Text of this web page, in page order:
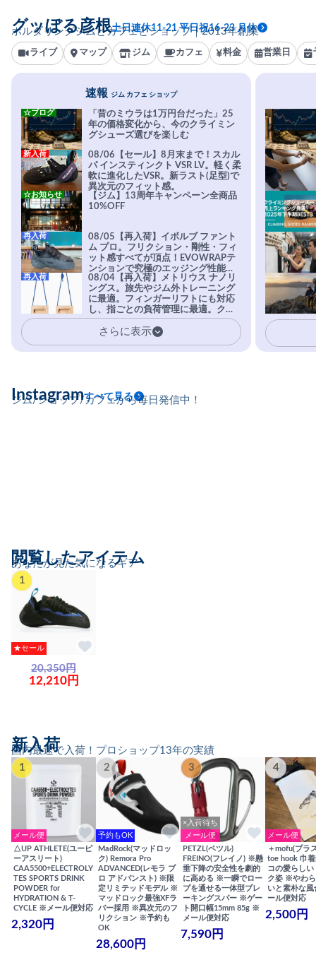
ボルダリングジムとカフェとショップ｜2013年創業
グッぼる彦根土日連休11-21 平日祝16-23 月休
ライブ マップ ジム カフェ 料金 営業日
速報 ジム カフェ ショップ
「昔のミウラは1万円台だった」25
年の価格変化から、今のクライミン
グシューズ選びを楽しむ
☆ブログ
08/06【セール】8月末まで！スカル
パ インスティンクト VSR LV。軽く柔
軟に進化したVSR。新ラスト(足型)で
異次元のフィット感。
新入荷
【ジム】13周年キャンペーン全商品
10%OFF
☆お知らせ
08/05【再入荷】イボルブ ファント
ム プロ。フリクション・剛性・フィ
ット感すべてが頂点！EVOWRAPテ
ンションで究極のエッジング性能を
実現。進化系ラバーEvo-74はTRAX
を凌駕する粘着力で極小ホールドに
安心感。
再入荷
08/04【再入荷】メトリウス ナノリ
ングス。旅先やジム外トレーニング
に最適。フィンガーリフトにも対応
し、指ごとの負荷管理に最適。クラ
イマーの指を本気で鍛えるギア。
再入荷
さらに表示
ジム/ショップ/カフェから毎日発信中！
Instagramすべて見る
あなたが見た気になるギア
閲覧したアイテム
1
★セール
20,350円
12,210円
国内最速で入荷！プロショップ13年の実績
新入荷
1
メール便
△UP ATHLETE(ユーピ
ーアスリート)
CAA5500+ELECTROLY
TES SPORTS DRINK
POWDER for
HYDRATION & T-
CYCLE ※メール便対応
2,320円
2
予約もOK
MadRock(マッドロッ
ク) Remora Pro
ADVANCED(レモラ プ
ロ アドバンスト) ※限
定リミテッドモデル ※
マッドロック最強XFラ
バー採用 ※異次元のフ
リクション ※予約も
OK
28,600円
3
×入荷待ち
メール便
PETZL(ペツル)
FREINO(フレイノ) ※懸
垂下降の安全性を劇的
に高める ※一瞬でロー
プを通せる一体型ブレ
ーキングスパー ※ゲー
ト開口幅15mm 85g ※
メール便対応
7,590円
4
メール便
＋mofu(プラ
toe hook 巾
コの愛らしい
ク姿 ※やわ
いと素朴な
ール便対応
2,500円